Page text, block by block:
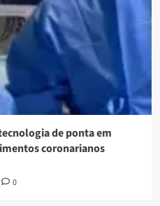
de ponta em
coronarianos
0